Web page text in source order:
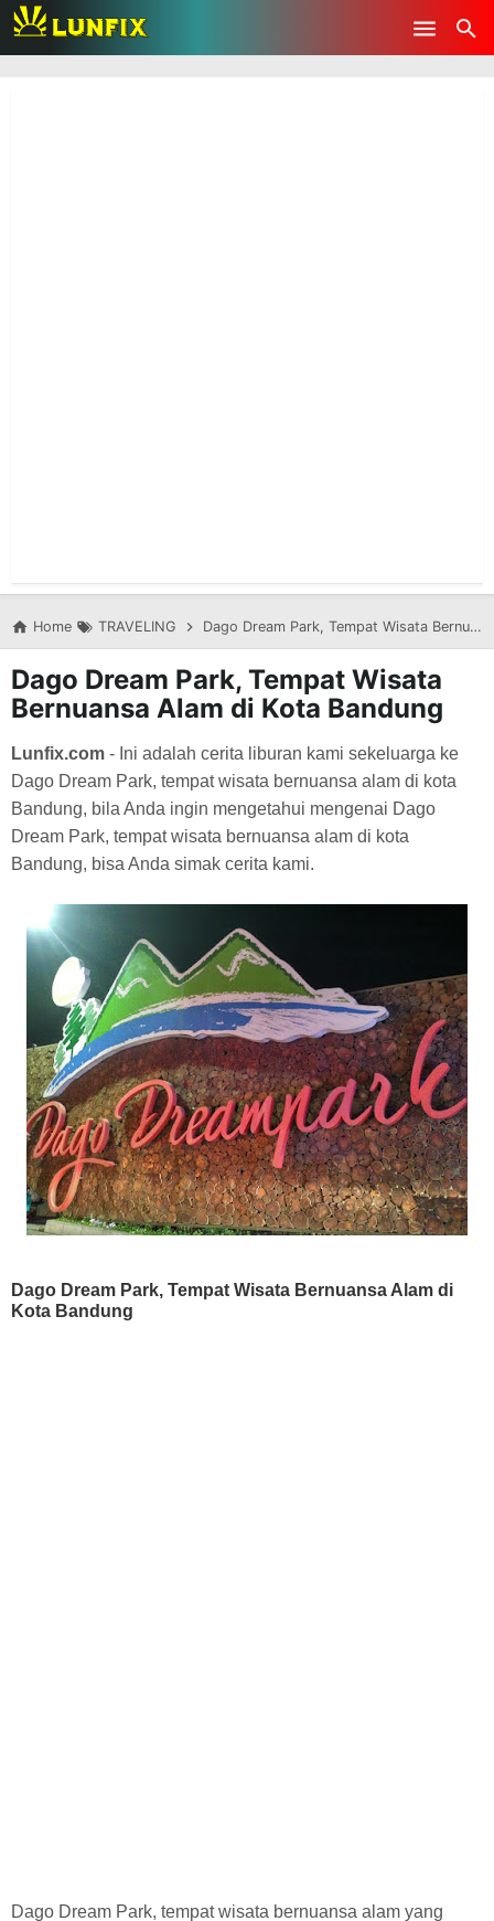
-->
Home TRAVELING Dago Dream Park, Tempat Wisata Bernuansa Alam di Kota Bandung
Dago Dream Park, Tempat Wisata
Bernuansa Alam di Kota Bandung
Lunfix.com - Ini adalah cerita liburan kami sekeluarga ke
Dago Dream Park, tempat wisata bernuansa alam di kota
Bandung, bila Anda ingin mengetahui mengenai Dago
Dream Park, tempat wisata bernuansa alam di kota
Bandung, bisa Anda simak cerita kami.
Dago Dream Park, Tempat Wisata Bernuansa Alam di
Kota Bandung
Dago Dream Park, tempat wisata bernuansa alam yang